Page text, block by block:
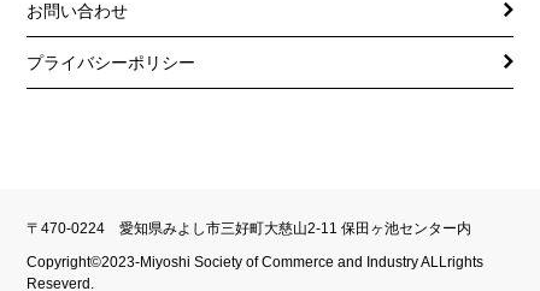
優良従業員表彰
火災共済制度
中小企業倒産防止共済制度
特定退職金共済制度
お問い合わせ
プライバシーポリシー
〒470-0224 愛知県みよし市三好町大慈山2-11 保田ヶ池センター内
Copyright©2023-Miyoshi Society of Commerce and Industry ALLrights
Reseverd.